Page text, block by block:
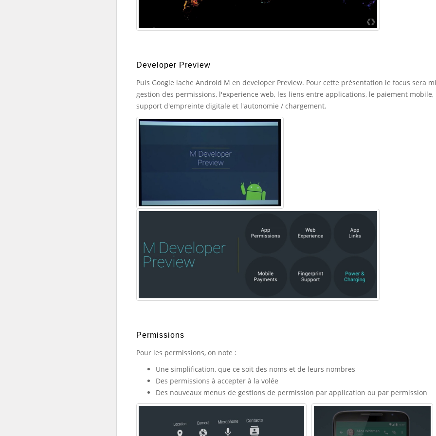
Developer Preview
Puis Google lache Android M en developer Preview. Pour cette présentation le focus sera
gestion des permissions, l'experience web, les liens entre applications, le paiement mobile,
support d'empreinte digitale et l'autonomie / chargement.
Permissions
Pour les permissions, on note :
Une simplification, que ce soit des noms et de leurs nombres
Des permissions à accepter à la volée
Des nouveaux menus de gestions de permission par application ou par permission